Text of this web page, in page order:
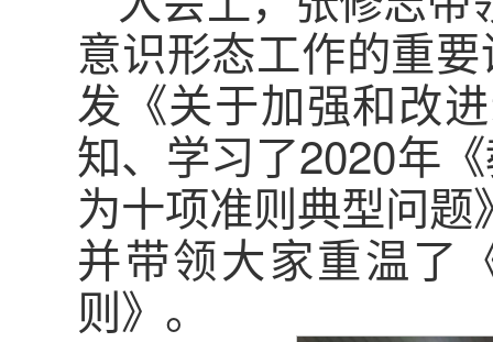
意识形态工作的重
发《关于加强和改
知、学习了2020年
为十项准则典型问
并带领大家重温了
则》。